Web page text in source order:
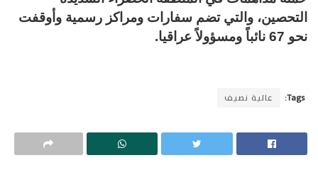
التحصين، والتي تضم سفارات ومراكز رسمية وأوقفت
نحو 67 نائباً ومسؤولاً عراقيا.
Tags: عالية نصيف